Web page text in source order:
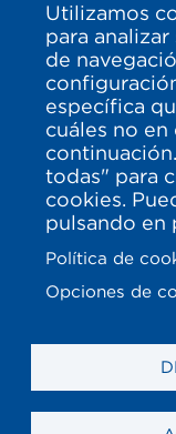
Utilizamos
para
de
específica
cuáles no
todas" para
cookies.
pulsando en
Política de
Opciones de